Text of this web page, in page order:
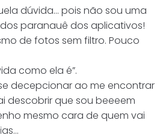
dúvida… pois não sou uma
paranauê dos aplicativos!
de fotos sem filtro. Pouco
como ela é”.
decepcionar ao me encontrar
descobrir que sou beeeem
mesmo cara de quem vai